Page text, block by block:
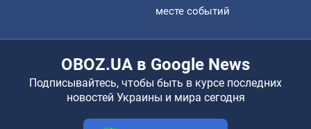
месте событий
OBOZ.UA в Google News
Подписывайтесь, чтобы быть в курсе последних
новостей Украины и мира сегодня